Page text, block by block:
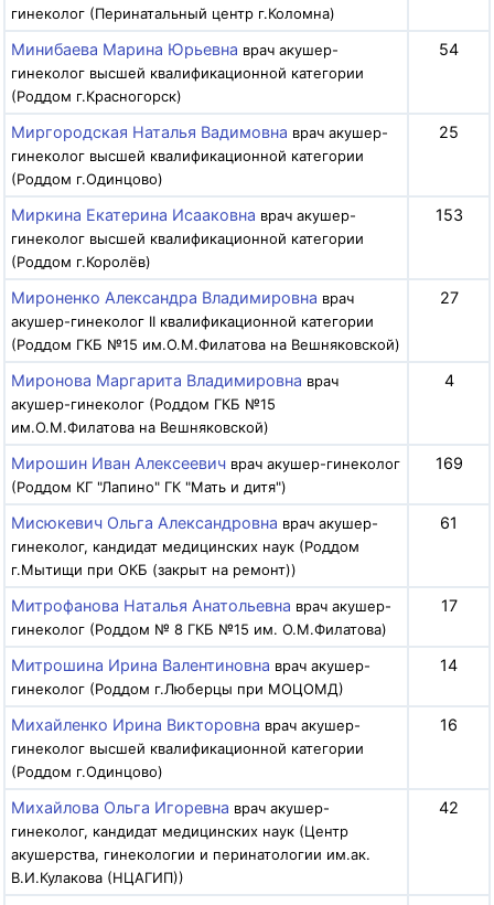
гинеколог (Перинатальный центр г.Коломна)
Минибаева Марина Юрьевна врач акушер-
гинеколог высшей квалификационной категории
(Роддом г.Красногорск)
54
Миргородская Наталья Вадимовна врач акушер-
гинеколог высшей квалификационной категории
(Роддом г.Одинцово)
25
Миркина Екатерина Исааковна врач акушер-
гинеколог высшей квалификационной категории
(Роддом г.Королёв)
153
Мироненко Александра Владимировна врач
акушер-гинеколог II квалификационной категории
(Роддом ГКБ №15 им.О.М.Филатова на Вешняковской)
27
Миронова Маргарита Владимировна врач
акушер-гинеколог (Роддом ГКБ №15
им.О.М.Филатова на Вешняковской)
4
Мирошин Иван Алексеевич врач акушер-гинеколог
(Роддом КГ "Лапино" ГК "Мать и дитя")
169
Мисюкевич Ольга Александровна врач акушер-
гинеколог, кандидат медицинских наук (Роддом
г.Мытищи при ОКБ (закрыт на ремонт))
61
Митрофанова Наталья Анатольевна врач акушер-
гинеколог (Роддом № 8 ГКБ №15 им. О.М.Филатова)
17
Митрошина Ирина Валентиновна врач акушер-
гинеколог (Роддом г.Люберцы при МОЦОМД)
14
Михайленко Ирина Викторовна врач акушер-
гинеколог высшей квалификационной категории
(Роддом г.Одинцово)
16
Михайлова Ольга Игоревна врач акушер-
гинеколог, кандидат медицинских наук (Центр
акушерства, гинекологии и перинатологии им.ак.
В.И.Кулакова (НЦАГИП))
42